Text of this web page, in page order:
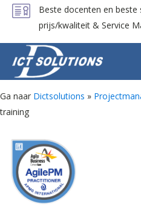
Beste docenten en beste
prijs/kwaliteit & Service
Ga naar Dictsolutions »
training